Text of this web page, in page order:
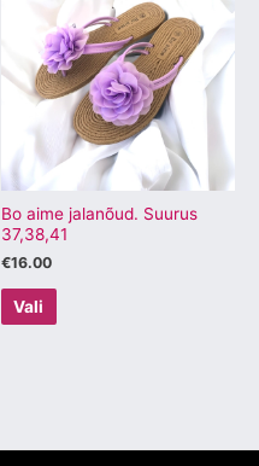
Bo aime jalanõud. Suurus
37,38,41
€16.00
Vali
on
mitu
varianti.
Valikuid
saab
tootelehel.